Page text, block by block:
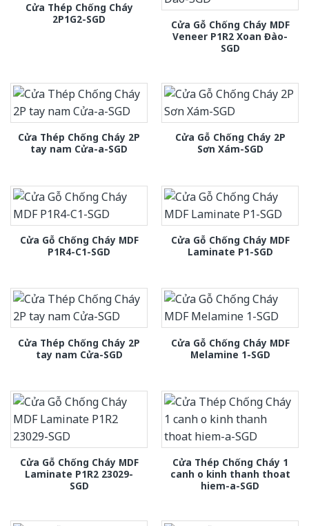
Cửa Thép Chống Cháy
2P1G2-SGD
Cửa Gỗ Chống Cháy MDF
Veneer P1R2 Xoan Đào-
SGD
Cửa Thép Chống Cháy 2P
tay nam Cửa-a-SGD
Cửa Gỗ Chống Cháy 2P
Sơn Xám-SGD
Cửa Gỗ Chống Cháy MDF
P1R4-C1-SGD
Cửa Gỗ Chống Cháy MDF
Laminate P1-SGD
Cửa Thép Chống Cháy 2P
tay nam Cửa-SGD
Cửa Gỗ Chống Cháy MDF
Melamine 1-SGD
Cửa Gỗ Chống Cháy MDF
Laminate P1R2 23029-
SGD
Cửa Thép Chống Cháy 1
canh o kinh thanh thoat
hiem-a-SGD